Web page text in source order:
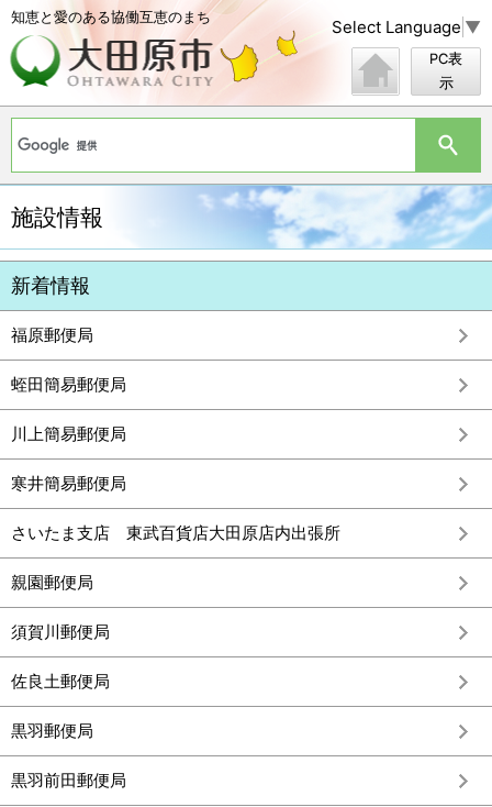
知恵と愛のある協働互恵のまち Select Language ▼
PC表
示
施設情報
福原郵便局
蛭田簡易郵便局
川上簡易郵便局
寒井簡易郵便局
さいたま支店 東武百貨店大田原店内出張所
親園郵便局
須賀川郵便局
佐良土郵便局
黒羽郵便局
黒羽前田郵便局